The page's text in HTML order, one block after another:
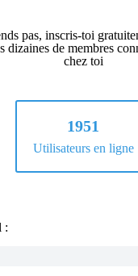
pas, inscris-toi
dizaines de membres
chez toi
1951
Utilisateurs en ligne
: